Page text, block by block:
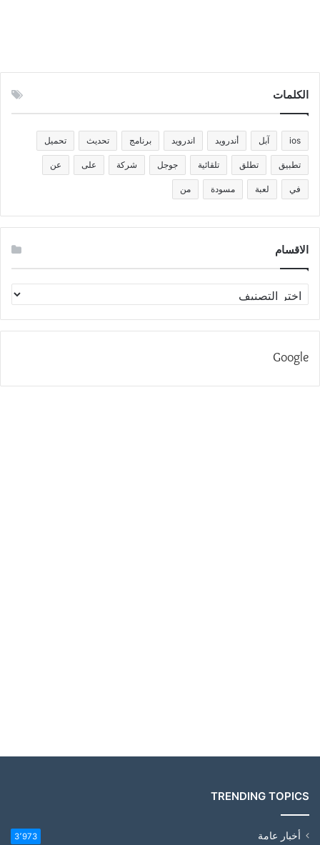
الكلمات
ios آبل أندرويد اندرويد برنامج تحديث تحميل
تطبيق تطلق تلقائية جوجل شركة على عن
في لعبة مسودة من
الاقسام
الاقسام
Google
TRENDING TOPICS
أخبار عامة 3٬973